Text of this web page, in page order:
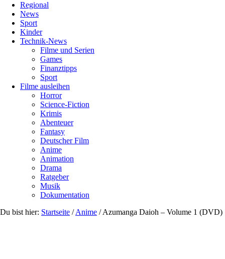
Regional
News
Sport
Kinder
Technik-News
Filme und Serien
Games
Finanztipps
Sport
Filme ausleihen
Horror
Science-Fiction
Krimis
Abenteuer
Fantasy
Deutscher Film
Anime
Animation
Drama
Ratgeber
Musik
Dokumentation
Du bist hier: Startseite / Anime /Azumanga Daioh – Volume 1 (DVD)